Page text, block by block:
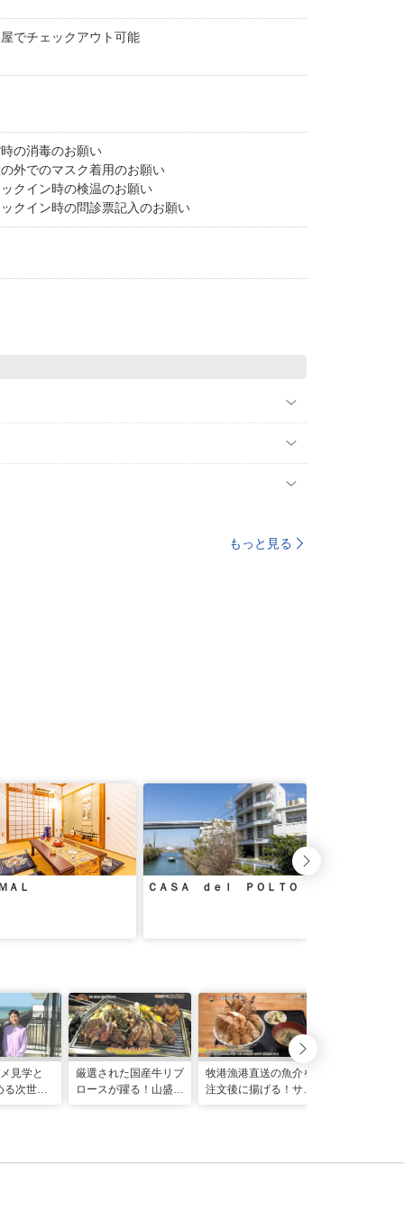
でチェックアウト可能
の消毒のお願い
外でのマスク着用のお願い
クイン時の検温のお願い
クイン時の問診票記入のお願い
もっと見る
ＡＬ ＣＡＳＡ ｄｅｌ ＰＯＬＴＯ
見学と
る次世代
厳選された国産牛リブ
ロースが躍る！山盛り
牧港漁港直送の魚介を
注文後に揚げる！サク